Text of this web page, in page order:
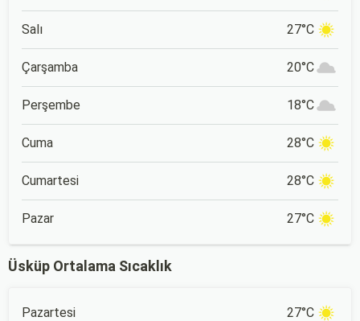
Salı 27°C
Çarşamba 20°C
Perşembe 18°C
Cuma 28°C
Cumartesi 28°C
Pazar 27°C
Üsküp Ortalama Sıcaklık
Pazartesi 27°C